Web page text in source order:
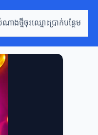
ាងថ្មីចុះឈ្មោះប្រាក់បន្ថែម